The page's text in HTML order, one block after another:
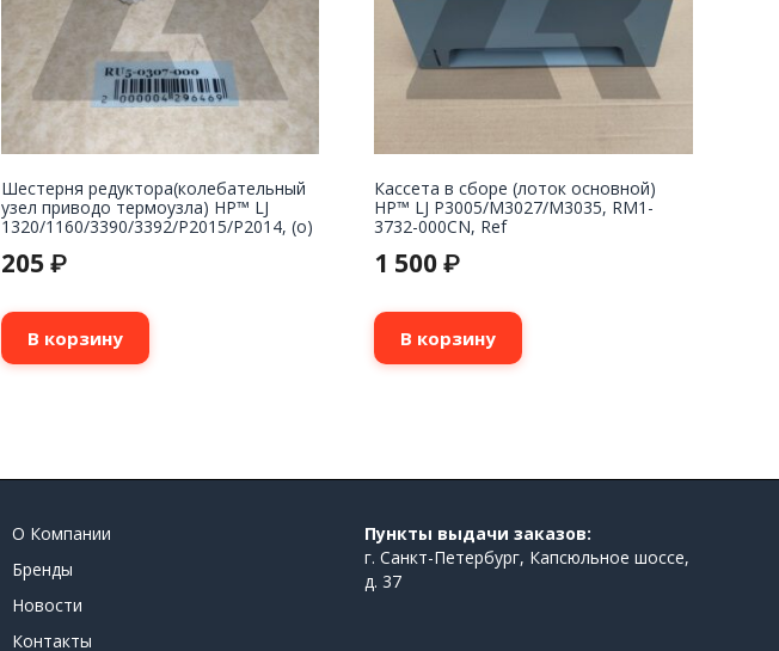
Шестерня редуктора(колебательный
узел приводо термоузла) HP™ LJ
1320/1160/3390/3392/P2015/P2014, (о)
205 ₽
В корзину
Кассета в сборе (лоток основной)
HP™ LJ P3005/M3027/M3035, RM1-
3732-000CN, Ref
1 500₽
В корзину
О Компании
Бренды
Новости
Контакты
Пункты выдачи заказов:
г. Санкт-Петербург, Капсюльное шоссе,
д. 37